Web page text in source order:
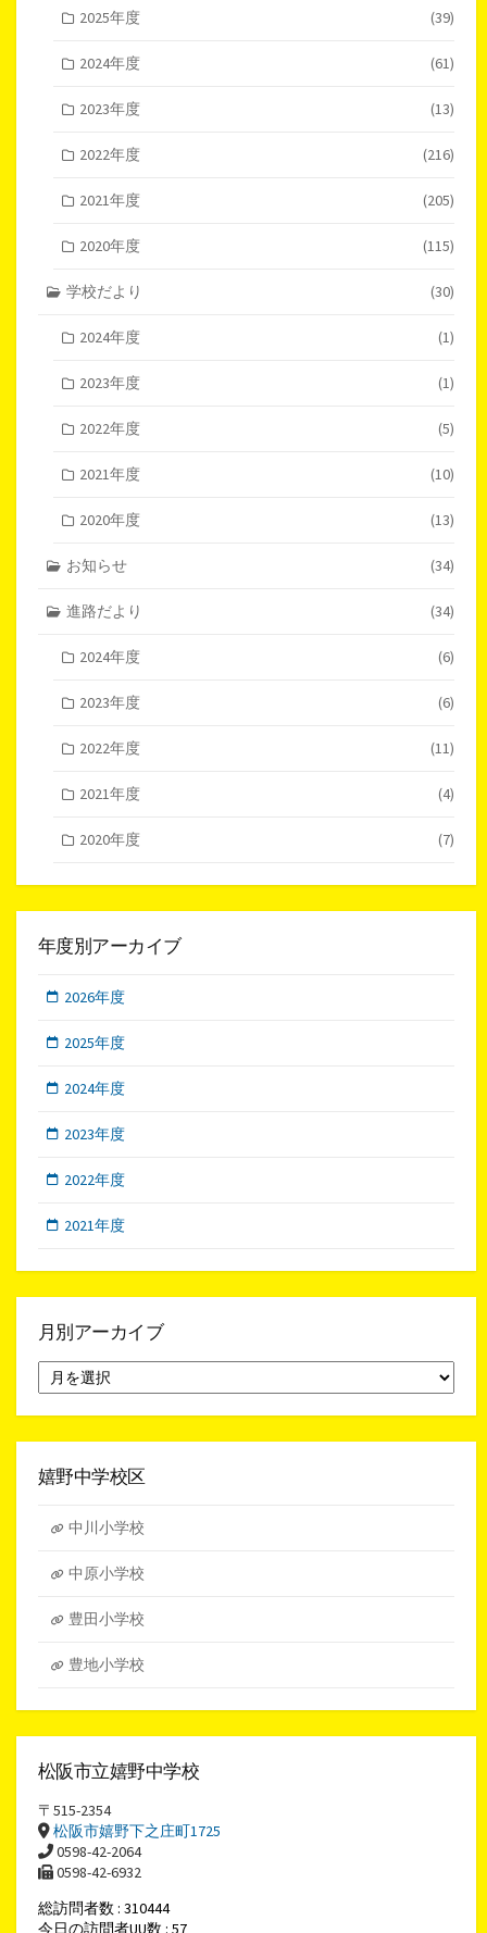
2025年度 (39)
2024年度 (61)
2023年度 (13)
2022年度 (216)
2021年度 (205)
2020年度 (115)
学校だより (30)
2024年度 (1)
2023年度 (1)
2022年度 (5)
2021年度 (10)
2020年度 (13)
お知らせ (34)
進路だより (34)
2024年度 (6)
2023年度 (6)
2022年度 (11)
2021年度 (4)
2020年度 (7)
年度別アーカイブ
2026年度
2025年度
2024年度
2023年度
2022年度
2021年度
月別アーカイブ
別
ア
イ
嬉野中学校区
中川小学校
中原小学校
豊田小学校
豊地小学校
松阪市立嬉野中学校
〒515-2354
松阪市嬉野下之庄町1725
0598-42-2064
0598-42-6932
総訪問者数 : 310444
今日の訪問者UU数 : 57